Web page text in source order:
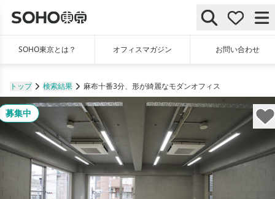
SOHO東京とは？ オフィスマガジン お問い合わせ
トップ 検索結果 麻布十番3分、形が綺麗なモダンオフィス
募集中